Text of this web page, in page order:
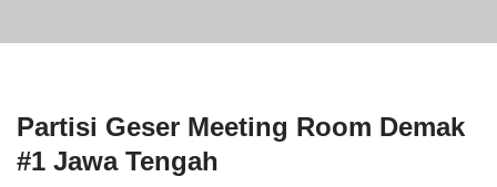
Partisi Geser Meeting Room Demak
#1 Jawa Tengah